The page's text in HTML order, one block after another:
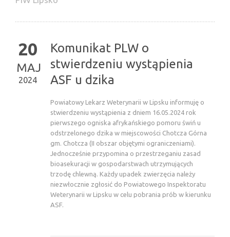
20
MAJ
2024
Komunikat PLW o
stwierdzeniu wystąpienia
ASF u dzika
Powiatowy Lekarz Weterynarii w Lipsku informuję o
stwierdzeniu wystąpienia z dniem 16.05.2024 rok
pierwszego ogniska afrykańskiego pomoru świń u
odstrzelonego dzika w miejscowości Chotcza Górna
gm. Chotcza (II obszar objętymi ograniczeniami).
Jednocześnie przypomina o przestrzeganiu zasad
bioasekuracji w gospodarstwach utrzymujących
trzodę chlewną. Każdy upadek zwierzęcia należy
niezwłocznie zgłosić do Powiatowego Inspektoratu
Weterynarii w Lipsku w celu pobrania prób w kierunku
ASF.